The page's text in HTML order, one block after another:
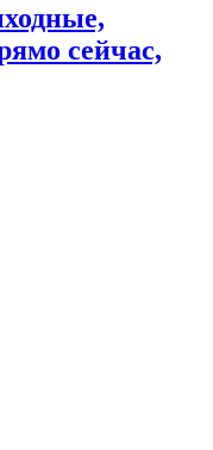
сейчас,